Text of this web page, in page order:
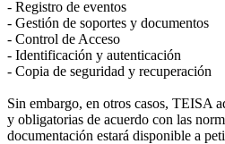
- Registro de eventos
- Gestión de soportes y documentos
- Control de Acceso
- Identificación y autenticación
- Copia de seguridad y recuperación
Sin embargo, en otros casos, TEISA
y obligatorias de acuerdo con las
documentación estará disponible a